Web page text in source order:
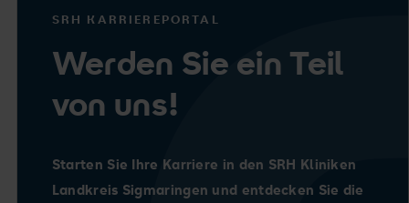
SRH KARRIEREPORTAL
Werden Sie ein Teil
von uns!
Starten Sie Ihre Karriere in den SRH Kliniken
Landkreis Sigmaringen und entdecken Sie die